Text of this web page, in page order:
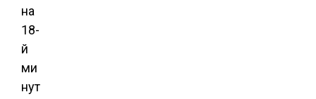
на
18-
й
ми
нут